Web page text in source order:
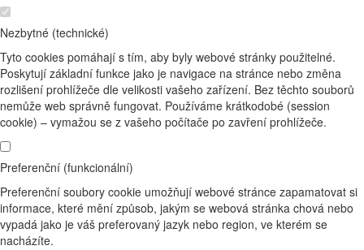
Nezbytné (technické)
Tyto cookies pomáhají s tím, aby byly webové stránky použitelné.
Poskytují základní funkce jako je navigace na stránce nebo změna
rozlišení prohlížeče dle velikosti vašeho zařízení. Bez těchto souborů
nemůže web správně fungovat. Používáme krátkodobé (session
cookie) – vymažou se z vašeho počítače po zavření prohlížeče.
Preferenční (funkcionální)
Preferenční soubory cookie umožňují webové stránce zapamatovat si
informace, které mění způsob, jakým se webová stránka chová nebo
vypadá jako je váš preferovaný jazyk nebo region, ve kterém se
nacházíte.